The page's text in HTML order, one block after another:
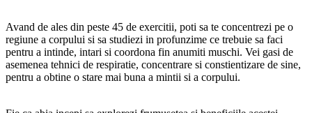
Avand de ales din peste 45 de exercitii, poti sa te concentrezi pe o
regiune a corpului si sa studiezi in profunzime ce trebuie sa faci
pentru a intinde, intari si coordona fin anumiti muschi. Vei gasi de
asemenea tehnici de respiratie, concentrare si constientizare de sine,
pentru a obtine o stare mai buna a mintii si a corpului.